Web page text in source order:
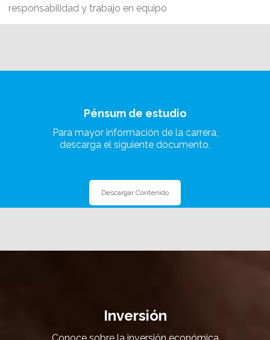
responsabilidad y trabajo en equipo
Pénsum de estudio
Para mayor información de la carrera,
descarga el siguiente documento.
Descargar Contenido
Inversión